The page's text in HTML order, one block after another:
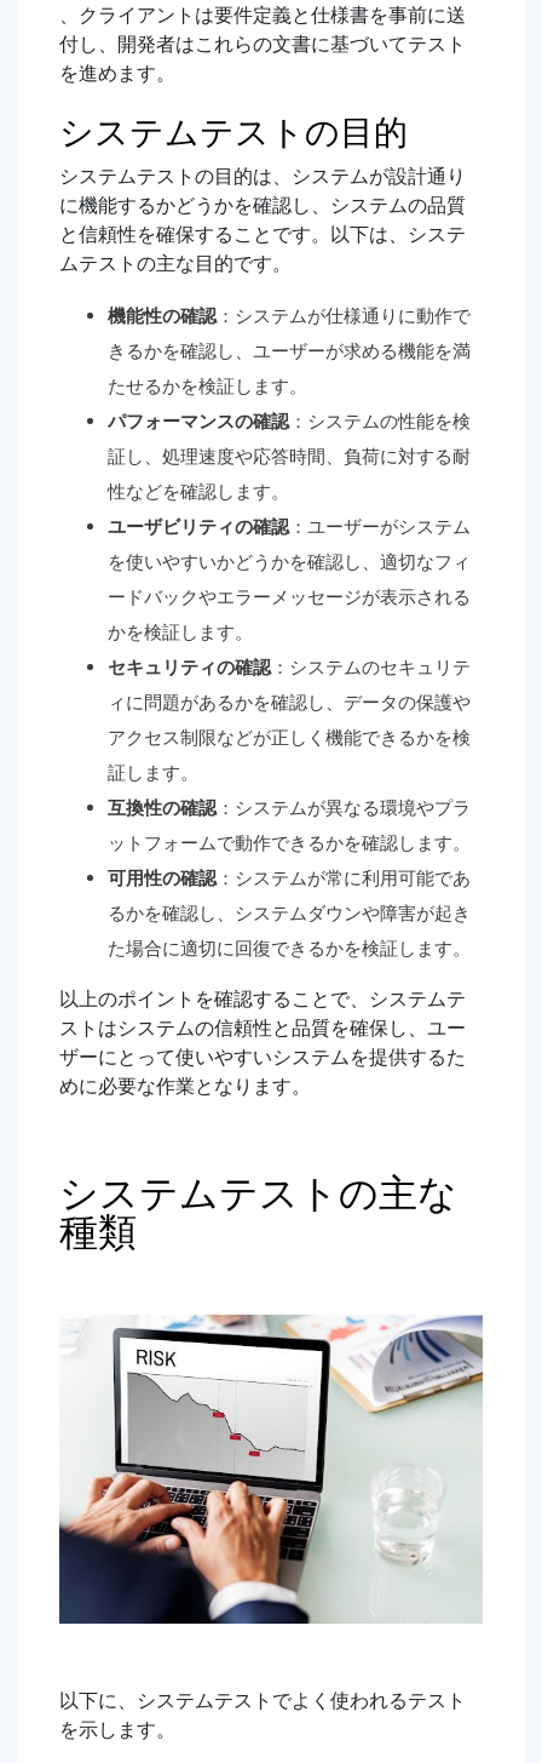
、クライアントは要件定義と仕様書を事前に送
付し、開発者はこれらの文書に基づいてテスト
を進めます。
システムテストの目的
システムテストの目的は、システムが設計通り
に機能するかどうかを確認し、システムの品質
と信頼性を確保することです。以下は、システ
ムテストの主な目的です。
機能性の確認 ：システムが仕様通りに動作で
きるかを確認し、ユーザーが求める機能を満
たせるかを検証します。
パフォーマンスの確認 ：システムの性能を検
証し、処理速度や応答時間、負荷に対する耐
性などを確認します。
ユーザビリティの確認 ：ユーザーがシステム
を使いやすいかどうかを確認し、適切なフィ
ードバックやエラーメッセージが表示される
かを検証します。
セキュリティの確認 ：システムのセキュリテ
ィに問題があるかを確認し、データの保護や
アクセス制限などが正しく機能できるかを検
証します。
互換性の確認 ：システムが異なる環境やプラ
ットフォームで動作できるかを確認します。
可用性の確認 ：システムが常に利用可能であ
るかを確認し、システムダウンや障害が起き
た場合に適切に回復できるかを検証します。
以上のポイントを確認することで、システムテ
ストはシステムの信頼性と品質を確保し、ユー
ザーにとって使いやすいシステムを提供するた
めに必要な作業となります。
システムテストの主な
種類
以下に、システムテストでよく使われるテスト
を示します。